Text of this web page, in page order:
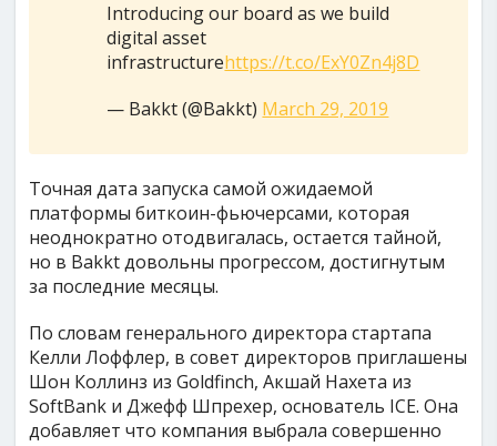
Introducing our board as we build
digital asset
infrastructurehttps://t.co/ExY0Zn4j8D
— Bakkt (@Bakkt) March 29, 2019
Точная дата запуска самой ожидаемой
платформы биткоин-фьючерсами, которая
неоднократно отодвигалась, остается тайной,
но в Bakkt довольны прогрессом, достигнутым
за последние месяцы.
По словам генерального директора стартапа
Келли Лоффлер, в совет директоров приглашены
Шон Коллинз из Goldfinch, Акшай Нахета из
SoftBank и Джефф Шпрехер, основатель ICE. Она
добавляет что компания выбрала совершенно